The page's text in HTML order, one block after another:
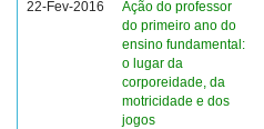
22-Fev-2016
Ação do professor
do primeiro ano do
ensino fundamental:
o lugar da
corporeidade, da
motricidade e dos
jogos